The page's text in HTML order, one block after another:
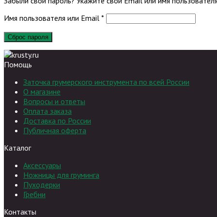
Имя пользователя или Email *
Сброс пароля
Помощь
Заточка грумерского инструмента по всей России
О магазине
Вопросы и ответы
Оплата заказа
Доставка по России
Публичная оферта
Каталог
Аксессуары
Ножницы для груминга
Пуходерки
Гребни
Контакты